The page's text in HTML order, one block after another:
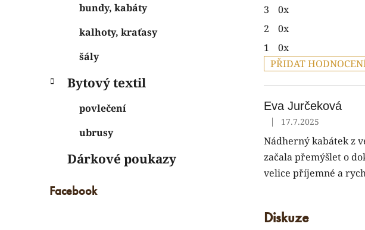
bundy, kabáty
kalhoty, kraťasy
šály
Bytový textil
povlečení
ubrusy
Dárkové poukazy
Facebook
3
0x
2
0x
1
0x
PŘIDAT
ý
p
h
o
d
c
e
Eva Jurčeková
Hodnocení produktu
| 17.7.2025
Nádherný kabátek z
začala přemýšlet o
velice příjemné a
Diskuze